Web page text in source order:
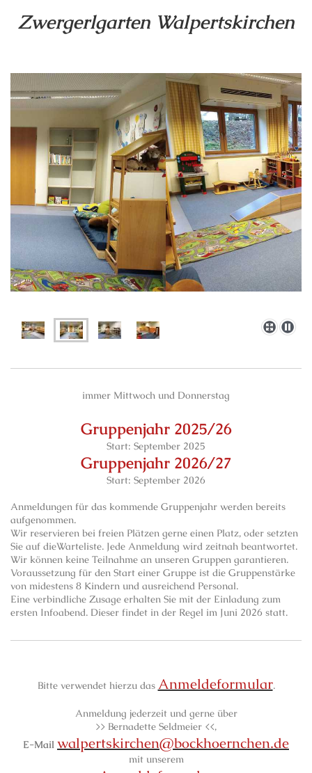
Zwergerlgarten Walpertskirchen
immer Mittwoch und Donnerstag
Gruppenjahr 2025/26
Start: September 2025
Gruppenjahr 2026/27
Start: September 2026
Anmeldungen für das kommende Gruppenjahr werden bereits
aufgenommen.
Wir reservieren bei freien Plätzen gerne einen Platz, oder setzten
Sie auf dieWarteliste. Jede Anmeldung wird zeitnah beantwortet.
Wir können keine Teilnahme an unseren Gruppen garantieren.
Voraussetzung für den Start einer Gruppe ist die Gruppenstärke
von midestens 8 Kindern und ausreichend Personal.
Eine verbindliche Zusage erhalten Sie mit der Einladung zum
ersten Infoabend. Dieser findet in der Regel im Juni 2026 statt.
Bitte verwendet hierzu das Anmeldeformular.
Anmeldung jederzeit und gerne über
>> Bernadette Seldmeier <<,
E-Mail walpertskirchen@bockhoernchen.de
mit unserem